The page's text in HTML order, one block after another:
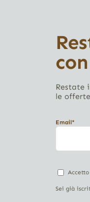
Restate
le
Email*
Sei già